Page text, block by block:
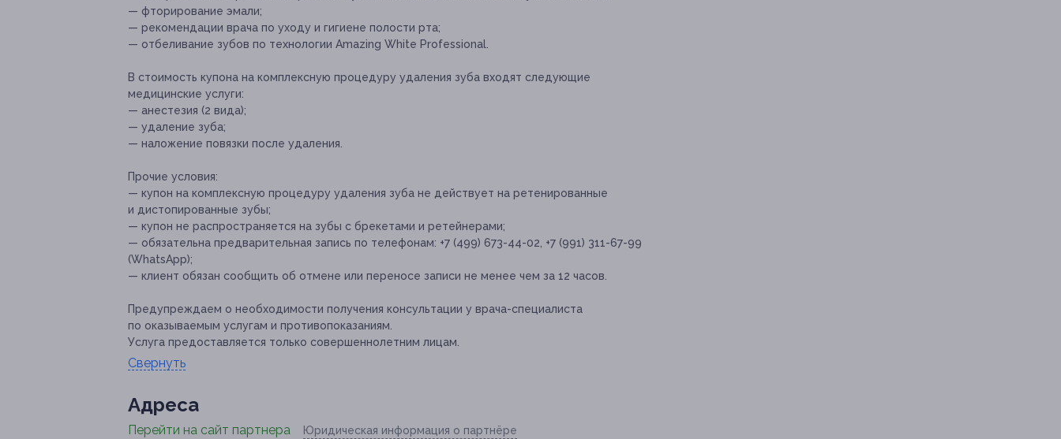
— фторирование эмали;
— рекомендации врача по уходу и гигиене полости рта;
— отбеливание зубов по технологии Amazing White Professional.
В стоимость купона на комплексную процедуру удаления зуба входят следующие
медицинские услуги:
— анестезия (2 вида);
— удаление зуба;
— наложение повязки после удаления.
Прочие условия:
— купон на комплексную процедуру удаления зуба не действует на ретенированные
и дистопированные зубы;
— купон не распространяется на зубы с брекетами и ретейнерами;
— обязательна предварительная запись по телефонам: +7 (499) 673-44-02, +7 (991) 311-67-99
(WhatsApp);
— клиент обязан сообщить об отмене или переносе записи не менее чем за 12 часов.
Предупреждаем о необходимости получения консультации у врача-специалиста
по оказываемым услугам и противопоказаниям.
Услуга предоставляется только совершеннолетним лицам.
Свернуть
Адресa
Перейти на сайт партнера Юридическая информация о партнёре